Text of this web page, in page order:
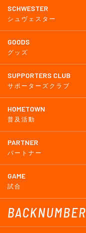
SCHWESTER
シュヴェスター
GOODS
グッズ
SUPPORTERS CLUB
サポーターズクラブ
HOMETOWN
普及活動
PARTNER
パートナー
GAME
試合
BACKNUMBER